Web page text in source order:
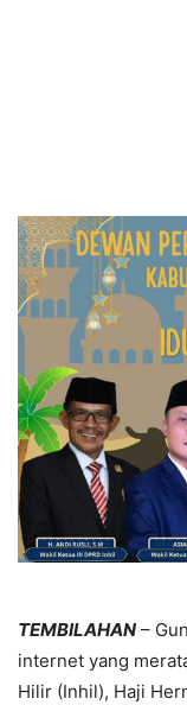
TEMBILAHAN –
internet yang
Hilir (Inhil), Haji